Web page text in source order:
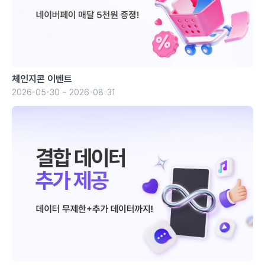
체인지콘 이벤트
2026-05-30 ~ 2026-08-31